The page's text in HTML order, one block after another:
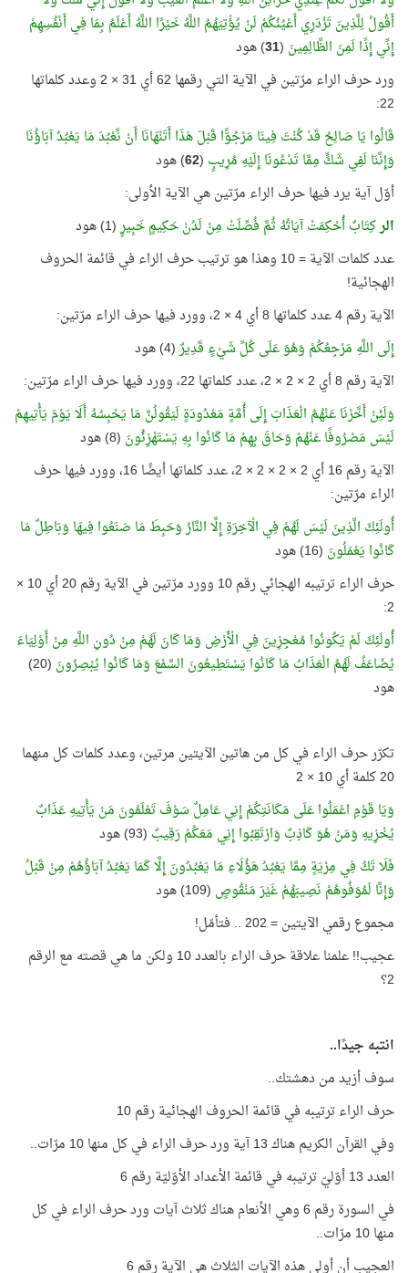
أَقُولُ لِلَّذِينَ تَزْدَرِي أَعْيُنُكُمْ لَنْ يُؤْتِيَهُمُ اللَّهُ خَيْرًا اللَّهُ أَعْلَمُ بِمَا فِي أَنْفُسِهِمْ
إِنِّي إِذًا لَمِنَ الظَّالِمِينَ (
31) هود
ورد حرف الراء مرّتين في الآية التي رقمها 62 أي 31 × 2 وعدد كلماتها
22:
قَالُوا يَا صَالِحُ قَدْ كُنْتَ فِينَا مَرْجُوًّا قَبْلَ هَذَا أَتَنْهَانَا أَنْ نَّعْبُدَ مَا يَعْبُدُ آبَاؤُنَا
وَإِنَّنَا لَفِي شَكٍّ مِمَّا تَدْعُونَا إِلَيْهِ مُرِيبٍ (
62) هود
أوّل آية يرد فيها حرف الراء مرّتين هي الآية الأولى:
الركِتَابٌ أُحْكِمَتْ آيَاتُهُ ثُمَّ فُصِّلَتْ مِنْ لَدُنْ حَكِيمٍ خَبِيرٍ(1) هود
عدد كلمات الآية = 10 وهذا هو ترتيب حرف الراء في قائمة الحروف
الهجائية!
الآية رقم 4 عدد كلماتها 8 أي 4 × 2، وورد فيها حرف الراء مرّتين:
إِلَى اللَّهِ مَرْجِعُكُمْ وَهُوَ عَلَى كُلِّ شَيْءٍ قَدِيرٌ(4) هود
الآية رقم 8 أي 2 × 2 × 2، عدد كلماتها 22، وورد فيها حرف الراء مرّتين:
وَلَئِنْ أَخَّرْنَا عَنْهُمُ الْعَذَابَ إِلَى أُمَّةٍ مَعْدُودَةٍ لَيَقُولُنَّ مَا يَحْبِسُهُ أَلَا يَوْمَ يَأْتِيهِمْ
لَيْسَ مَصْرُوفًا عَنْهُمْ وَحَاقَ بِهِمْ مَا كَانُوا بِهِ يَسْتَهْزِئُونَ (8) هود
الآية رقم 16 أي 2 × 2 × 2 × 2، عدد كلماتها أيضًا 16، وورد فيها حرف
الراء مرّتين:
أُولَئِكَ الَّذِينَ لَيْسَ لَهُمْ فِي الْآخِرَةِ إِلَّا النَّارُ وَحَبِطَ مَا صَنَعُوا فِيهَا وَبَاطِلٌ مَا
كَانُوا يَعْمَلُونَ (16) هود
حرف الراء ترتيبه الهجائي رقم 10 وورد مرّتين في الآية رقم 20 أي 10 ×
2:
أُولَئِكَ لَمْ يَكُونُوا مُعْجِزِينَ فِي الْأَرْضِ وَمَا كَانَ لَهُمْ مِنْ دُونِ اللَّهِ مِنْ أَوْلِيَاءَ
يُضَاعَفُ لَهُمُ الْعَذَابُ مَا كَانُوا يَسْتَطِيعُونَ السَّمْعَ وَمَا كَانُوا يُبْصِرُونَ
(20)
هود
تكرّر حرف الراء في كل من هاتين الآيتين مرتين، وعدد كلمات كل منهما
20 كلمة أي 10 × 2
وَيَا قَوْمِ اعْمَلُوا عَلَى مَكَانَتِكُمْ إِنِي عَامِلٌ سَوْفَ تَعْلَمُونَ مَنْ يَأْتِيهِ عَذَابٌ
يُخْزِيهِ وَمَنْ هُوَ كَاذِبٌ وَارْتَقِبُوا إِنِي مَعَكُمْ رَقِيبٌ (93) هود
فَلَا تَكُ فِي مِرْيَةٍ مِمَّا يَعْبُدُ هَؤُلَاءِ مَا يَعْبُدُونَ إِلَّا كَمَا يَعْبُدُ آبَاؤُهُمْ مِنْ قَبْلُ
وَإِنَّا لَمُوَفُوهُمْ نَصِيبَهُمْ غَيْرَ مَنْقُوصٍ (109) هود
مجموع رقمي الآيتين = 202 .. فتأمّل!
عجيب!! علمنا علاقة حرف الراء بالعدد 10 ولكن ما هي قصته مع الرقم
2؟
انتبه جيدًا..
سوف أزيد من دهشتك..
حرف الراء ترتيبه في قائمة الحروف الهجائية رقم 10
وفي القرآن الكريم هناك 13 آية ورد حرف الراء في كل منها 10 مرّات..
العدد 13 أوّليّ ترتيبه في قائمة الأعداد الأوّليّة رقم 6
في السورة رقم 6 وهي الأنعام هناك ثلاث آيات ورد حرف الراء في كل
منها 10 مرّات..
العجيب أن أولى هذه الآيات الثلاث هي الآية رقم 6